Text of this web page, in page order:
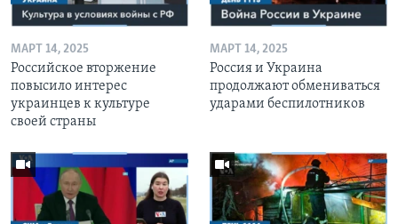
МАРТ 14, 2025
Российское вторжение
повысило интерес
украинцев к культуре
своей страны
МАРТ 14, 2025
Россия и Украина
продолжают обмениваться
ударами беспилотников